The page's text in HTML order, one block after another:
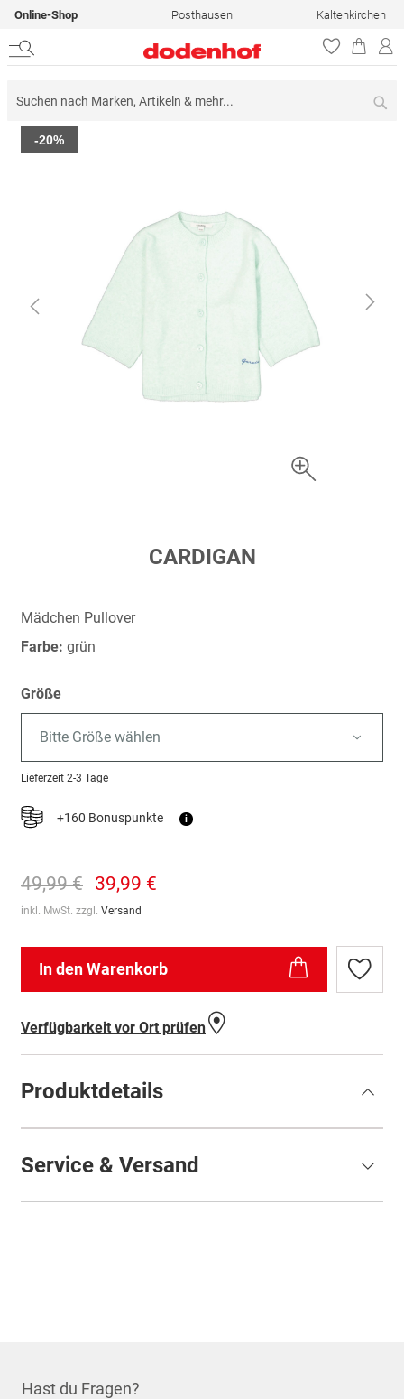
Online-Shop Posthausen Kaltenkirchen
Zum
Ende
-20%
springen
CARDIGAN
Mädchen Pullover
Farbe: grün
Größe
Bitte Größe wählen
Lieferzeit 2-3 Tage
+160 Bonuspunkte i
49,99 € 39,99 €
inkl. MwSt. zzgl. Versand
In den Warenkorb
Zur
Verfügbarkeit vor Ort prüfen
Produktdetails
Service & Versand
Hast du Fragen?